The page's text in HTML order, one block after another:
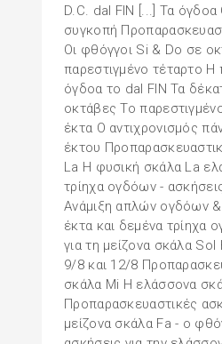
D.C. dal FIN [...] Τα
συγκοπή
Οι φθόγγοι Si & Do σε
παρεστιγμένο τέταρτο
όγδοα το dal FIN Τα
οκτάβες Το
έκτα Ο αντιχρονισμός
έκτου
La Η φυσική σκάλα La
τρίηχα ογδόων -
Ανάμιξη απλών ογδόων
έκτα και δεμένα τρίηχα
για τη μείζονα σκάλα
9/8 και 12/8
σκάλα Mi Η ελάσσονα
Προπαρασκευαστικές
μείζονα σκάλα Fa - ο